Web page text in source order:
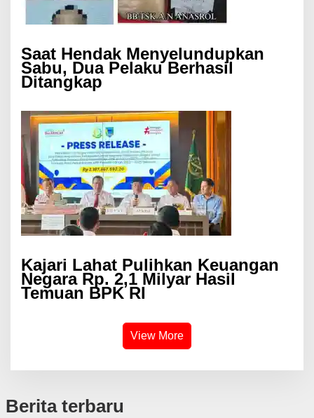
Saat Hendak Menyelundupkan
Sabu, Dua Pelaku Berhasil
Ditangkap
Kajari Lahat Pulihkan Keuangan
Negara Rp. 2,1 Milyar Hasil
Temuan BPK RI
View More
Berita terbaru